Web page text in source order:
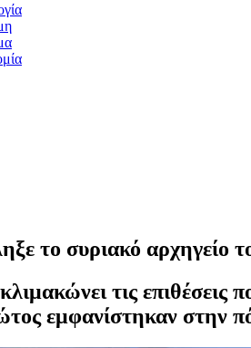
το συριακό αρχηγείο
τις επιθέσεις
εμφανίστηκαν στην